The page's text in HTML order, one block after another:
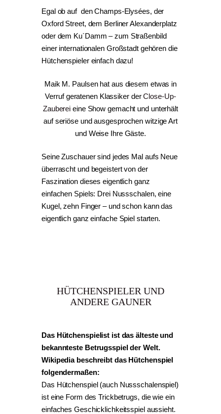
Egal ob auf den Champs-Elysées, der
Oxford Street, dem Berliner Alexanderplatz
oder dem Ku`Damm – zum Straßenbild
einer internationalen Großstadt gehören die
Hütchenspieler einfach dazu!
Maik M. Paulsen hat aus diesem etwas in
Verruf geratenen Klassiker derClose-Up-
Zaubereieine Show gemacht und unterhält
auf seriöse und ausgesprochen witzige Art
und Weise Ihre Gäste.
Seine Zuschauer sind jedes Mal aufs Neue
überrascht und begeistert von der
Faszination dieses eigentlich ganz
einfachen Spiels: Drei Nussschalen, eine
Kugel, zehn Finger – und schon kann das
eigentlich ganz einfache Spiel starten.
HÜTCHENSPIELER UND
ANDERE GAUNER
Das Hütchenspielist ist das älteste und
bekannteste Betrugsspiel der Welt.
Wikipedia beschreibt das Hütchenspiel
folgendermaßen:
Das Hütchenspiel (auch Nussschalenspiel)
ist eine Form des Trickbetrugs, die wie ein
einfaches Geschicklichkeitsspiel aussieht.